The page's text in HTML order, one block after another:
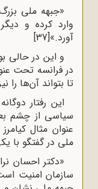
«جبهه ملی
وارد کرده و
آورد.»[37]
و این در حالی
در فرانسه تحت
تا بتواند آن‌ها را
این رفتار
سیاسی از چشم
عنوان مثال
ملی در گفتگو با
«دکتر احسان
سازمان امنیت